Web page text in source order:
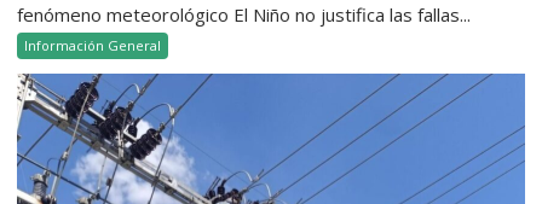
fenómeno meteorológico El Niño no justifica las fallas...
Información General